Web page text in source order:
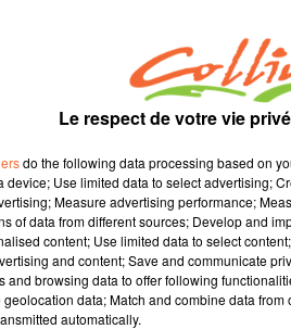
Le plus gros des travaux
Chiché est terminé. Reste quelques
L'inflation se fait aussi sentir dans
hausse des matières premières.
Le Parc de la Vallée à Massais
fréquantation pour ce week-end de
Le Festival Théâââtre (entre) Ouvert
du Théatre du Bocage se poursuit
Le respect de votre vie
do the following data processing based on
device; Use limited data to select advertising;
Measure advertising performance;
of data from different sources; Develop and
content; Use limited data to select
and content; Save and communicate
and browsing data to offer following
data; Match and combine data
automatically.